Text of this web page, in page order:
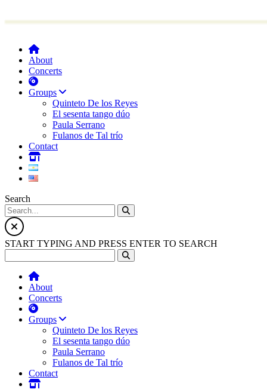
About
Concerts
Groups
Quinteto De los Reyes
El sesenta tango dúo
Paula Serrano
Fulanos de Tal trío
Contact
Search
START TYPING AND PRESS ENTER TO SEARCH
About
Concerts
Groups
Quinteto De los Reyes
El sesenta tango dúo
Paula Serrano
Fulanos de Tal trío
Contact